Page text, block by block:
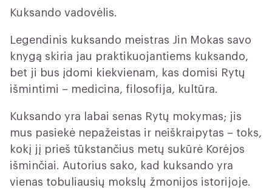
Kuksando vadovėlis.
Legendinis kuksando meistras Jin Mokas savo
knygą skiria jau praktikuojantiems kuksando,
bet ji bus įdomi kiekvienam, kas domisi Rytų
išmintimi – medicina, filosofija, kultūra.
Kuksando yra labai senas Rytų mokymas; jis
mus pasiekė nepažeistas ir neiškraipytas – toks,
kokį jį prieš tūkstančius metų sukūrė Korėjos
išminčiai. Autorius sako, kad kuksando yra
vienas tobuliausių mokslų žmonijos istorijoje.